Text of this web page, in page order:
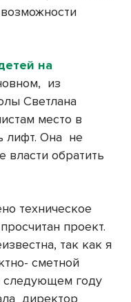
на
из
Светлана
место в
лифт. Она не
власти обратить
техническое
проект.
так как я
сметной
следующем году
директор